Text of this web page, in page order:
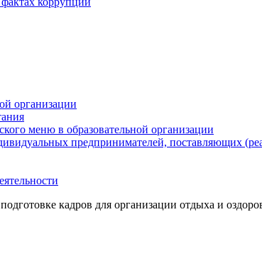
организации
меню в образовательной организации
предпринимателей, поставляющих
кадров для организации отдыха и